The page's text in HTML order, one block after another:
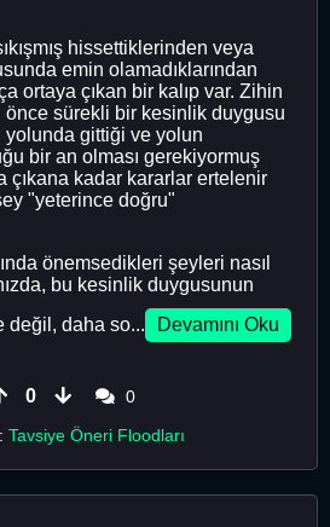
hissettiklerinden veya
emin olamadıklarından
ortaya çıkan bir kalıp var. Zihin
önce sürekli bir kesinlik duygusu
yolunda gittiği ve yolun
bir an olması gerekiyormuş
çıkana kadar kararlar ertelenir
"yeterince doğru"
önemsedikleri şeyleri nasıl
bu kesinlik duygusunun
değil, daha so...
Devamını Oku
0
0
Tavsiye Öneri Floodları